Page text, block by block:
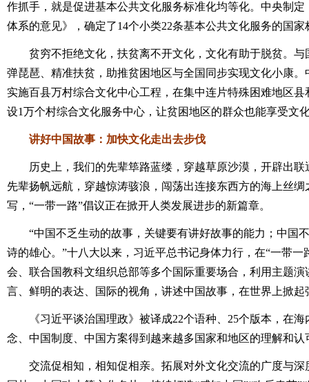
作抓手，就是促进基本公共文化服务标准化均等化。中央制
体系的意见》，确定了14个小类22条基本公共文化服务的国家
贫穷不拒绝文化，扶贫离不开文化，文化有助于脱贫。与
弹琵琶、精准扶贫，助推贫困地区与全国同步实现文化小康
实施百县万村综合文化中心工程，在集中连片特殊困难地区
设1万个村综合文化服务中心，让贫困地区的群众也能享受文
讲好中国故事：加快文化走出去步伐
历史上，我们的先辈筚路蓝缕，穿越草原沙漠，开辟出联
先辈扬帆远航，穿越惊涛骇浪，闯荡出连接东西方的海上丝绸
写，“一带一路”倡议正在掀开人类发展进步的新篇章。
“中国不乏生动的故事，关键要有讲好故事的能力；中国
诗的雄心。”十八大以来，习近平总书记身体力行，在“一带一
会、联合国教科文组织总部等多个国际重要场合，利用主题
言、鲜明的表达、国际的视角，讲述中国故事，在世界上掀起
《习近平谈治国理政》被译成22个语种、25个版本，在海
念、中国制度、中国方案得到越来越多国家和地区的理解和认
交流促相知，相知促相亲。拓展对外文化交流的广度与深